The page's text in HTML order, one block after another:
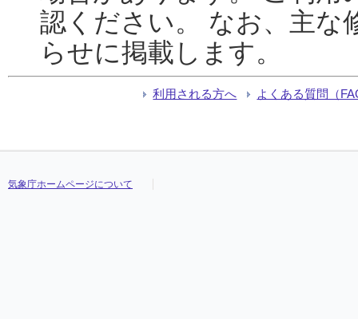
認ください。 なお、主な
らせに掲載します。
利用される方へ よくある質問（
気象庁ホームページについて